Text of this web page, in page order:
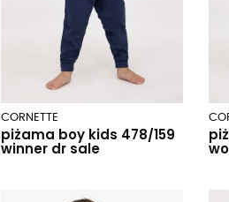
CORNETTE
piżama boy kids 478/159
winner dr sale